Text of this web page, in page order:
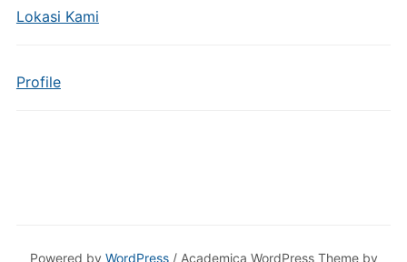
Lokasi Kami
Profile
Powered by WordPress/ Academica WordPress Theme by